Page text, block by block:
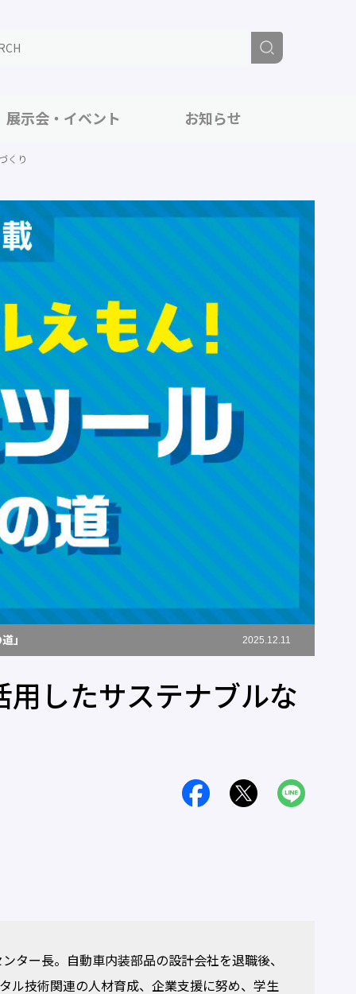
展示会・イベント お知らせ
くり
」 2025.12.11
したサステナブルな
ー長。自動車内装部品の設計会社を退職後、
ル技術関連の人材育成、企業支援に努め、学生